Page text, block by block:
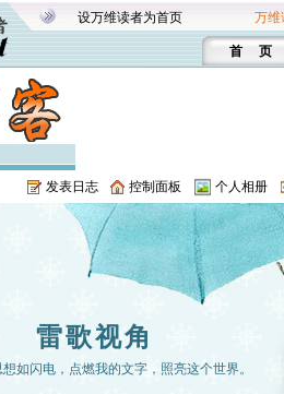
设万维读者为首页 万维
首 页
发表日志 控制面板 个人相册
雷歌视角
如闪电，点燃我的文字，照亮这个世界。